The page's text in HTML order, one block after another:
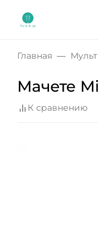
Главная
Мачете
К сравнению